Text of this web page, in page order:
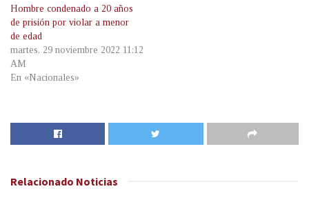
Hombre condenado a 20 años
de prisión por violar a menor
de edad
martes, 29 noviembre 2022 11:12
AM
En «Nacionales»
Relacionado Noticias